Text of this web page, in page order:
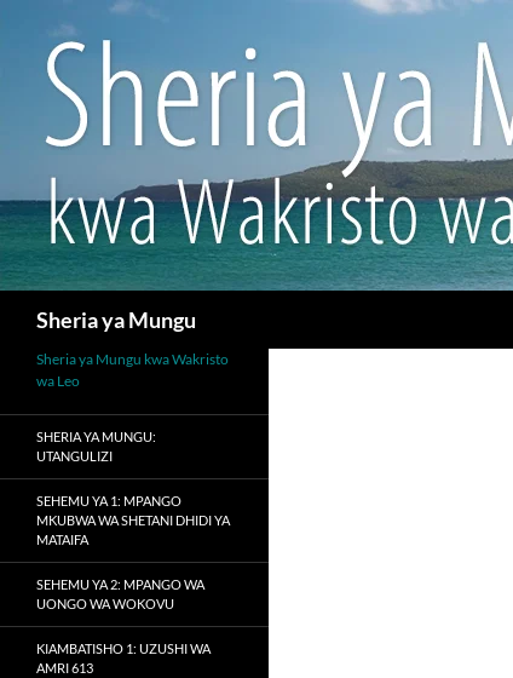
Sheria ya Mungu
Sheria ya Mungu kwa Wakristo
wa Leo
SHERIA YA MUNGU:
UTANGULIZI
SEHEMU YA 1: MPANGO
MKUBWA WA SHETANI DHIDI YA
MATAIFA
SEHEMU YA 2: MPANGO WA
UONGO WA WOKOVU
KIAMBATISHO 1: UZUSHI WA
AMRI 613